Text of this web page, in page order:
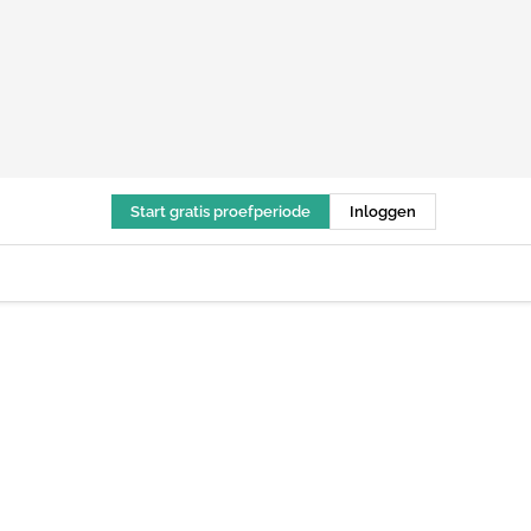
Start gratis proefperiode Inloggen